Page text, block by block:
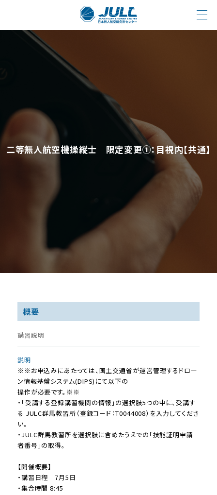
二等無人航空機操縦士 限定変更①：目視内【共通】
概要
講習説明
説明
※※お申込みにあたっては、国土交通省が運営管理するドロー
ン情報基盤システム(DIPS)にて以下の
操作が必要です。※※
・「受講する登録講習機関の情報」の選択肢5つの中に、受講す
る JULC群馬教習所（登録コード：T0044008）を入力してくださ
い。
・JULC群馬教習所を選択肢に含めたうえでの「技能証明申請
者番号」の取得。
【開催概要】
・講習日程 7月5日
・集合時間 8:45